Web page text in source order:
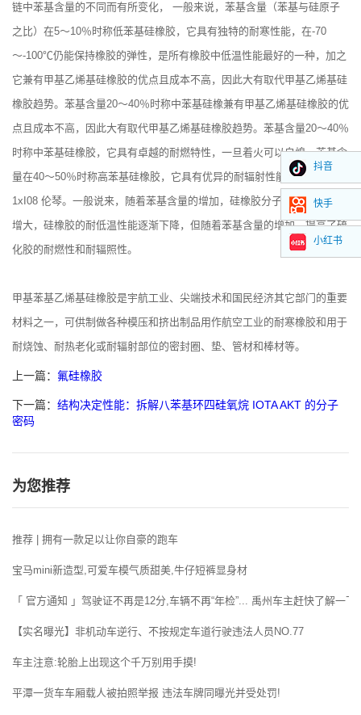
链中苯基含量的不同而有所变化， 一般来说，苯基含量（苯基与硅原子
之比）在5～10％时称低苯基硅橡胶，它具有独特的耐寒性能，在-70
～-100℃仍能保持橡胶的弹性，是所有橡胶中低温性能最好的一种，加之
它兼有甲基乙烯基硅橡胶的优点且成本不高，因此大有取代甲基乙烯基硅
橡胶趋势。苯基含量20～40％时称中苯基硅橡兼有甲基乙烯基硅橡胶的优
点且成本不高，因此大有取代甲基乙烯基硅橡胶趋势。苯基含量20～40％
时称中苯基硅橡胶，它具有卓越的耐燃特性，一旦着火可以自熄。苯基含
量在40～50％时称高苯基硅橡胶，它具有优异的耐辐射性能, 耐γ- 射线为
1xI08 伦琴。一般说来，随着苯基含量的增加，硅橡胶分子链的刚性逐渐
增大，硅橡胶的耐低温性能逐渐下降，但随着苯基含量的增加，提高了硫
化胶的耐燃性和耐辐照性。
甲基苯基乙烯基硅橡胶是宇航工业、尖端技术和国民经济其它部门的重要
材料之一，可供制做各种模压和挤出制品用作航空工业的耐寒橡胶和用于
耐烧蚀、耐热老化或耐辐射部位的密封圈、垫、管材和棒材等。
上一篇： 氟硅橡胶
下一篇： 结构决定性能：拆解八苯基环四硅氧烷 IOTA AKT 的分子
密码
为您推荐
推荐 | 拥有一款足以让你自豪的跑车
宝马mini新造型,可爱车模气质甜美,牛仔短裤显身材
「 官方通知 」驾驶证不再是12分,车辆不再“年检”... 禹州车主赶快了解一下!
【实名曝光】非机动车逆行、不按规定车道行驶违法人员NO.77
车主注意:轮胎上出现这个千万别用手摸!
平潭一货车车厢载人被拍照举报 违法车牌同曝光并受处罚!
抖音
快手
小红书